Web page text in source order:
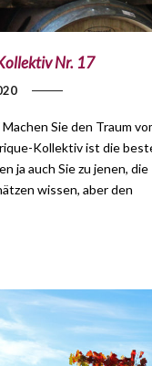
Nr. 17
Sie den Traum
Kollektiv ist die
ja auch Sie zu jenen, die
wissen, aber den